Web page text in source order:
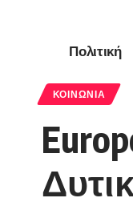
Πολιτική
ΚΟΙΝΩΝΊΑ